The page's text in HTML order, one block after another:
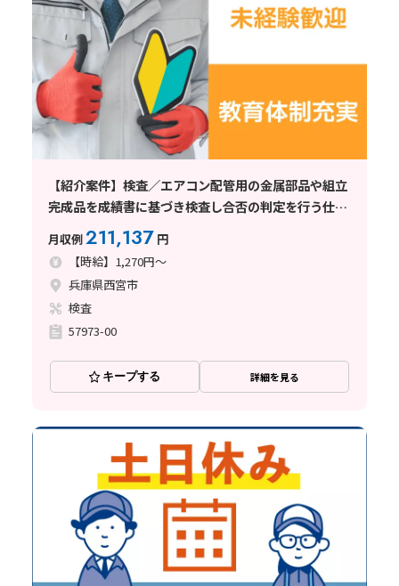
【紹介案件】検査／エアコン配管用の金属部品や組立
完成品を成績書に基づき検査し合否の判定を行う仕事
月収例211,137 円
【時給】1,270円～
兵庫県西宮市
検査
57973-00
キープする 詳細を見る